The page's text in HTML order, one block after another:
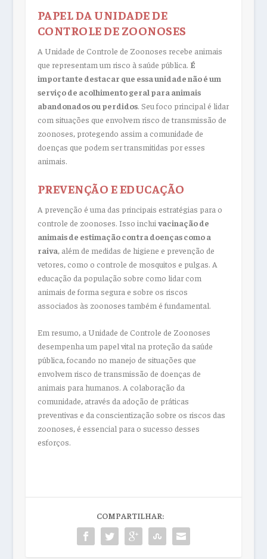
PAPEL DA UNIDADE DE
CONTROLE DE ZOONOSES
A Unidade de Controle de Zoonoses recebe animais
que representam um risco à saúde pública. É
importante destacar que essa unidade não é um
serviço de acolhimento geral para animais
abandonados ou perdidos. Seu foco principal é lidar
com situações que envolvem risco de transmissão de
zoonoses, protegendo assim a comunidade de
doenças que podem ser transmitidas por esses
animais.
PREVENÇÃO E EDUCAÇÃO
A prevenção é uma das principais estratégias para o
controle de zoonoses. Isso inclui vacinação de
animais de estimação contra doenças como a
raiva, além de medidas de higiene e prevenção de
vetores, como o controle de mosquitos e pulgas. A
educação da população sobre como lidar com
animais de forma segura e sobre os riscos
associados às zoonoses também é fundamental.
Em resumo, a Unidade de Controle de Zoonoses
desempenha um papel vital na proteção da saúde
pública, focando no manejo de situações que
envolvem risco de transmissão de doenças de
animais para humanos. A colaboração da
comunidade, através da adoção de práticas
preventivas e da conscientização sobre os riscos das
zoonoses, é essencial para o sucesso desses
esforços.
COMPARTILHAR: